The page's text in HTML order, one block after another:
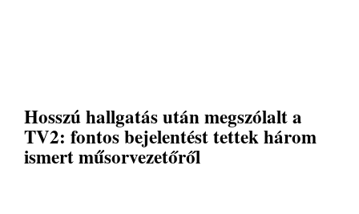
Hosszú hallgatás után megszólalt a
TV2: fontos bejelentést tettek három
ismert műsorvezetőről